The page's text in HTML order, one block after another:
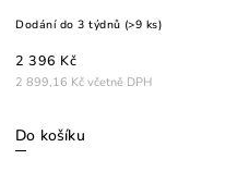
Dodání do 3 týdnů (>9 ks)
2 899,16 Kč včetně DPH
2 396 Kč
Do košíku